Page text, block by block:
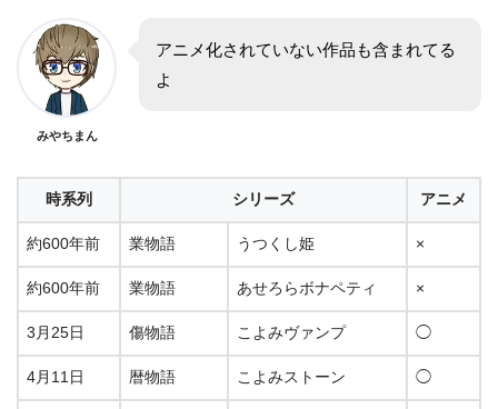
みやちまん
アニメ化されていない作品も含まれてる
よ
時系列 シリーズ アニメ
約600年前 業物語 うつくし姫 ×
約600年前 業物語 あせろらボナペティ ×
3月25日 傷物語 こよみヴァンプ ◯
4月11日 暦物語 こよみストーン ◯